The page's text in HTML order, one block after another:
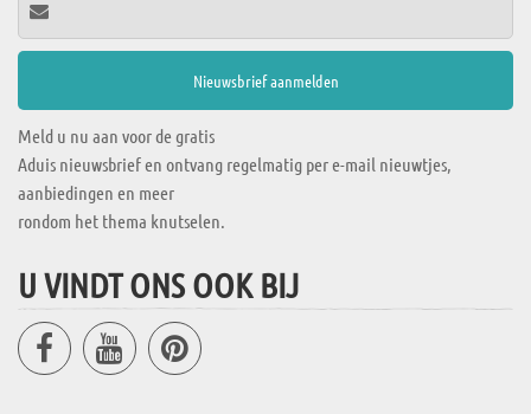
Meld u nu aan voor de gratis
Aduis nieuwsbrief en ontvang regelmatig per e-mail nieuwtjes,
aanbiedingen en meer
rondom het thema knutselen.
U VINDT ONS OOK BIJ